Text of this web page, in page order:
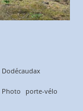
Dodécaudax
Photo porte-vélo